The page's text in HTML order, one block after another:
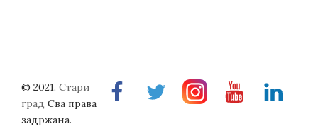
FacebookTwitterInstragramYoutubeLinkedin
© 2021. Стари
град Сва права
задржана.